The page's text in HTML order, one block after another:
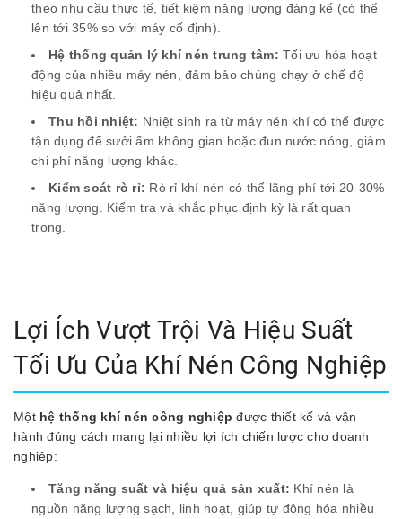
theo nhu cầu thực tế, tiết kiệm năng lượng đáng kể (có thể
lên tới 35% so với máy cố định).
Hệ thống quản lý khí nén trung tâm: Tối ưu hóa hoạt
động của nhiều máy nén, đảm bảo chúng chạy ở chế độ
hiệu quả nhất.
Thu hồi nhiệt: Nhiệt sinh ra từ máy nén khí có thể được
tận dụng để sưởi ấm không gian hoặc đun nước nóng, giảm
chi phí năng lượng khác.
Kiểm soát rò rỉ: Rò rỉ khí nén có thể lãng phí tới 20-30%
năng lượng. Kiểm tra và khắc phục định kỳ là rất quan
trọng.
Lợi Ích Vượt Trội Và Hiệu Suất
Tối Ưu Của Khí Nén Công Nghiệp
Một hệ thống khí nén công nghiệp được thiết kế và vận
hành đúng cách mang lại nhiều lợi ích chiến lược cho doanh
nghiệp:
Tăng năng suất và hiệu quả sản xuất: Khí nén là
nguồn năng lượng sạch, linh hoạt, giúp tự động hóa nhiều